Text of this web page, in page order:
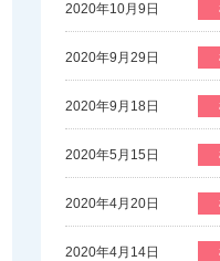
2020年10月9日
2020年9月29日
2020年9月18日
2020年5月15日
2020年4月20日
2020年4月14日